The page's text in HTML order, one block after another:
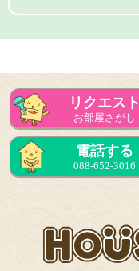
リクエスト
お部屋さがし
電話する
088-652-3016